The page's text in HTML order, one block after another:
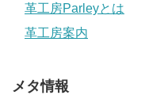
革工房Parleyとは
革工房案内
メタ情報